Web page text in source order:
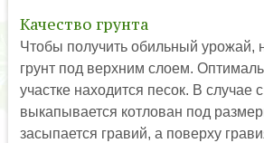
Качество грунта
Чтобы получить обильный урожай,
грунт под верхним слоем.
участке находится песок. В случае
выкапывается котлован под
засыпается гравий, а поверху